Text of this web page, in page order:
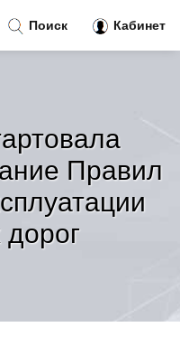
Правил
Поиск Кабинет